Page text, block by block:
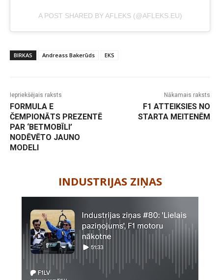
A POST SHARED BY AFLEKS (@AFLEKS.EU)
BIRKAS Andreass Bakerūds EKS
Iepriekšējais raksts
FORMULA E
ČEMPIONĀTS PREZENTĒ
PAR ‘BETMOBĪLI’
NODĒVĒTO JAUNO
MODELI
Nākamais raksts
F1 ATTEIKSIES NO
STARTA MEITENĒM
INDUSTRIJAS ZIŅAS